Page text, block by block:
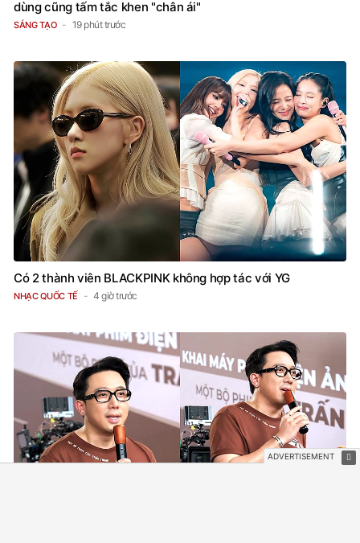
SÁNG TẠO 19 phút trước
Có 2 thành viên BLACKPINK không hợp tác với YG
NHẠC QUỐC TẾ 4 giờ trước